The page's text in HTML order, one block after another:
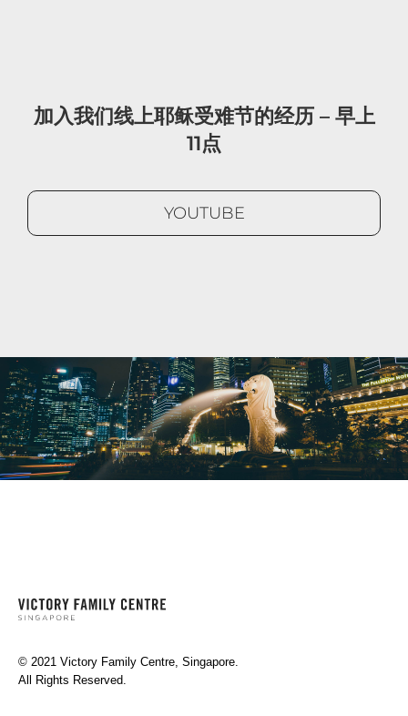
加入我们线上耶稣受难节的经历 – 早上
11点
YOUTUBE
© 2021 Victory Family Centre, Singapore.
All Rights Reserved.